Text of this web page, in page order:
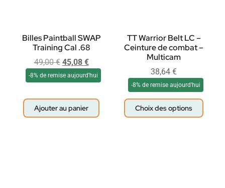
Billes Paintball SWAP
Training Cal .68
49,00€ 45,08 €
-8% de remise aujourd'hui
Ajouter au panier
TT Warrior Belt LC –
Ceinture de combat –
Multicam
38,64 €
-8% de remise aujourd'hui
Choix des options